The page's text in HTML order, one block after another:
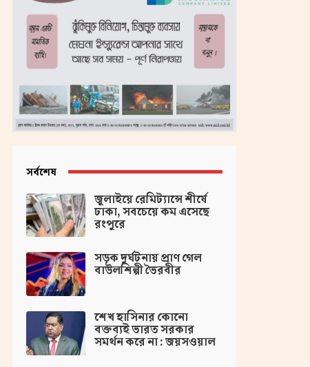
সর্বশেষ
জুলাইয়ে রেমিট্যান্সে শীর্ষে
ঢাকা, সবচেয়ে কম এসেছে
রংপুরে
সড়ক দুর্ঘটনায় প্রাণ গেল
বাউলশিল্পী ভৈরবীর
‌শেখ হাসিনার কোনো
বক্তব্যই ভারত সরকার
সমর্থন করে না : জয়সওয়াল